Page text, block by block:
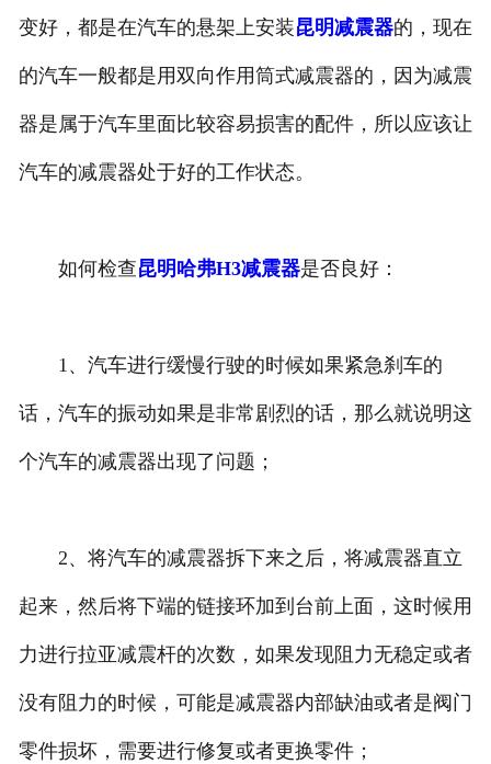
昆明比亚迪减震器
昆明三菱减震器
昆明江淮减震器
昆明传祺减震器
昆明丰田减震器
昆明重型车减震器
变好，都是在汽车的悬架上安装昆明减震器的，现在
的汽车一般都是用双向作用筒式减震器的，因为减震
器是属于汽车里面比较容易损害的配件，所以应该让
汽车的减震器处于好的工作状态。
如何检查昆明哈弗H3减震器是否良好：
1、汽车进行缓慢行驶的时候如果紧急刹车的
话，汽车的振动如果是非常剧烈的话，那么就说明这
个汽车的减震器出现了问题；
2、将汽车的减震器拆下来之后，将减震器直立
起来，然后将下端的链接环加到台前上面，这时候用
力进行拉亚减震杆的次数，如果发现阻力无稳定或者
没有阻力的时候，可能是减震器内部缺油或者是阀门
零件损坏，需要进行修复或者更换零件；